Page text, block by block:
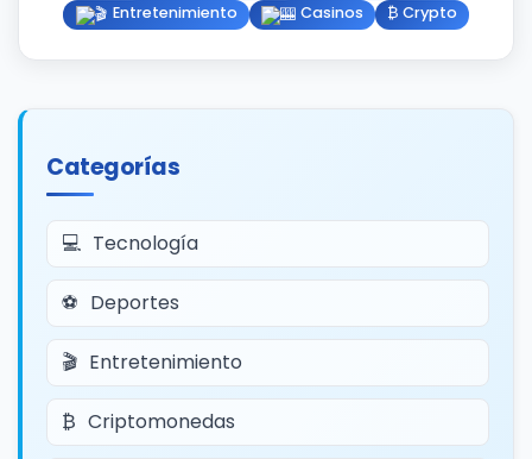
Entretenimiento
Casinos ₿ Crypto
Categorías
Tecnología
Deportes
Entretenimiento
Criptomonedas